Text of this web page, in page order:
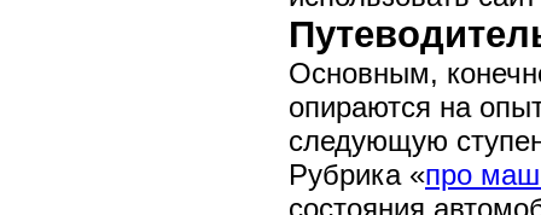
Основным,
опираются на
следующую
Рубрика «про
состояния